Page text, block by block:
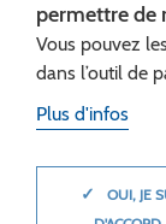
permettre de
Vous pouvez
dans l’outil de
Plus d'infos
✓
OUI, JE
MASQUER